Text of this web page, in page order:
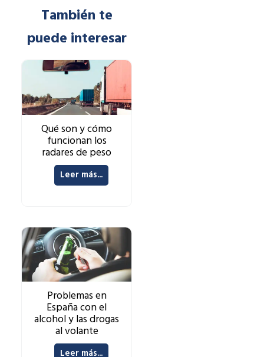
También te
puede interesar
Qué son y cómo
funcionan los
radares de peso
Leer más...
Problemas en
España con el
alcohol y las drogas
al volante
Leer más...